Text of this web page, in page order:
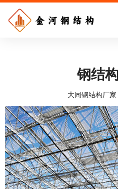
钢结
大同钢结构厂家